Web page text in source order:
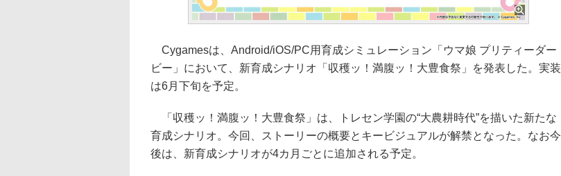
Cygamesは、Android/iOS/PC用育成シミュレーション「ウマ娘 プリティーダー
ビー」において、新育成シナリオ「収穫ッ！満腹ッ！大豊食祭」を発表した。実装
は6月下旬を予定。
「収穫ッ！満腹ッ！大豊食祭」は、トレセン学園の“大農耕時代”を描いた新たな
育成シナリオ。今回、ストーリーの概要とキービジュアルが解禁となった。なお今
後は、新育成シナリオが4カ月ごとに追加される予定。